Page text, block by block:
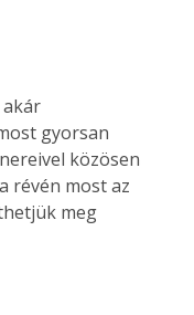
gyorsan
közösen
révén most az
meg